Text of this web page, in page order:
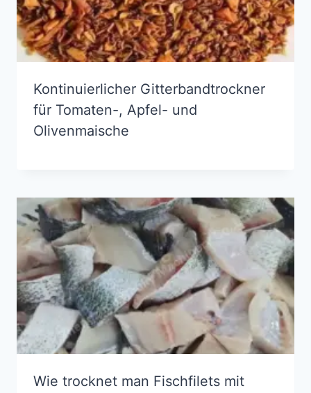
Kontinuierlicher Gitterbandtrockner
für Tomaten-, Apfel- und
Olivenmaische
Wie trocknet man Fischfilets mit